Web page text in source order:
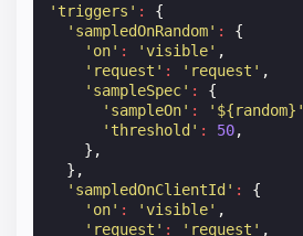
'triggers' :
{
'sampledOnRandom' :
{
'on' : 'visible' ,
'request' : 'request' ,
'sampleSpec' :
{
'sampleOn' : '${random}'
'threshold' : 50,
},
},
'sampledOnClientId' :
{
'on' : 'visible' ,
'request' : 'request' ,